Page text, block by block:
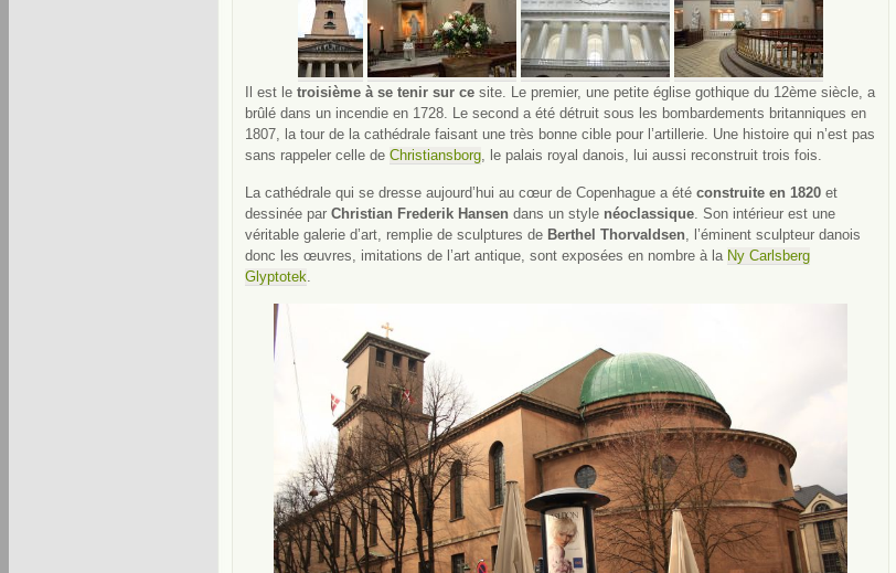
Il est le troisième à se tenir sur ce site. Le premier, une petite église gothique du 12ème siècle, a
brûlé dans un incendie en 1728. Le second a été détruit sous les bombardements britanniques en
1807, la tour de la cathédrale faisant une très bonne cible pour l’artillerie. Une histoire qui n’est pas
sans rappeler celle de Christiansborg, le palais royal danois, lui aussi reconstruit trois fois.
La cathédrale qui se dresse aujourd’hui au cœur de Copenhague a été construite en 1820 et
dessinée par Christian Frederik Hansen dans un style néoclassique. Son intérieur est une
véritable galerie d’art, remplie de sculptures de Berthel Thorvaldsen, l’éminent sculpteur danois
donc les œuvres, imitations de l’art antique, sont exposées en nombre à la Ny Carlsberg
Glyptotek.